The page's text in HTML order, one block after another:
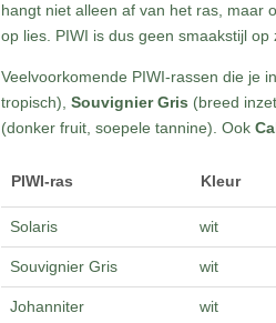
hangt niet alleen af van het ras, maar
op lies. PIWI is dus geen smaakstijl
Veelvoorkomende PIWI-rassen die je
tropisch),Souvignier Gris (breed
(donker fruit, soepele tannine). Ook
PIWI-ras Kleur
Solaris wit
Souvignier Gris wit
Johanniter wit